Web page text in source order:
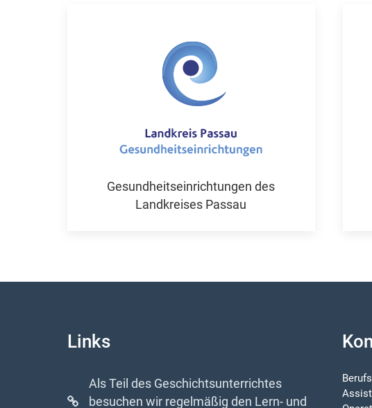
Gesundheitseinrichtungen des
Landkreises Passau
Links
Als Teil des Geschichtsunterrichtes
besuchen wir regelmäßig den Lern- und